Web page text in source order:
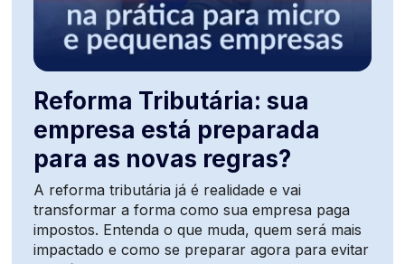
Reforma Tributária: sua
empresa está preparada
para as novas regras?
A reforma tributária já é realidade e vai
transformar a forma como sua empresa paga
impostos. Entenda o que muda, quem será mais
impactado e como se preparar agora para evitar